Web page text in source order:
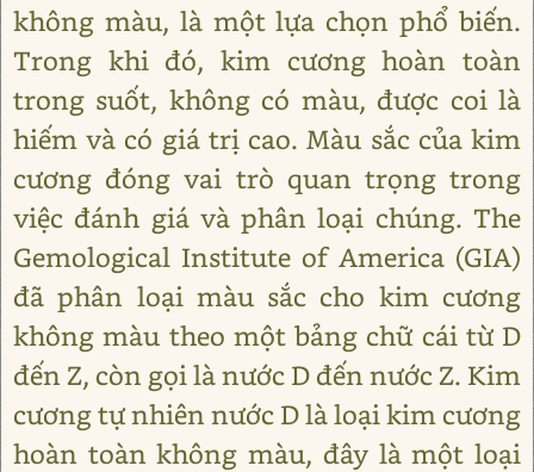
không màu, là một lựa chọn phổ biến.
Trong khi đó, kim cương hoàn toàn
trong suốt, không có màu, được coi là
hiếm và có giá trị cao. Màu sắc của kim
cương đóng vai trò quan trọng trong
việc đánh giá và phân loại chúng. The
Gemological Institute of America (GIA)
đã phân loại màu sắc cho kim cương
không màu theo một bảng chữ cái từ D
đến Z, còn gọi là nước D đến nước Z. Kim
cương tự nhiên nước D là loại kim cương
hoàn toàn không màu, đây là một loại